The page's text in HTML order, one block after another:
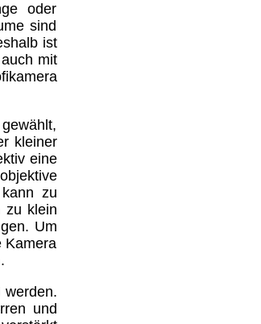
oder
sind
ist
mit
kleiner
eine
zu
zu klein
Um
Kamera
werden.
und